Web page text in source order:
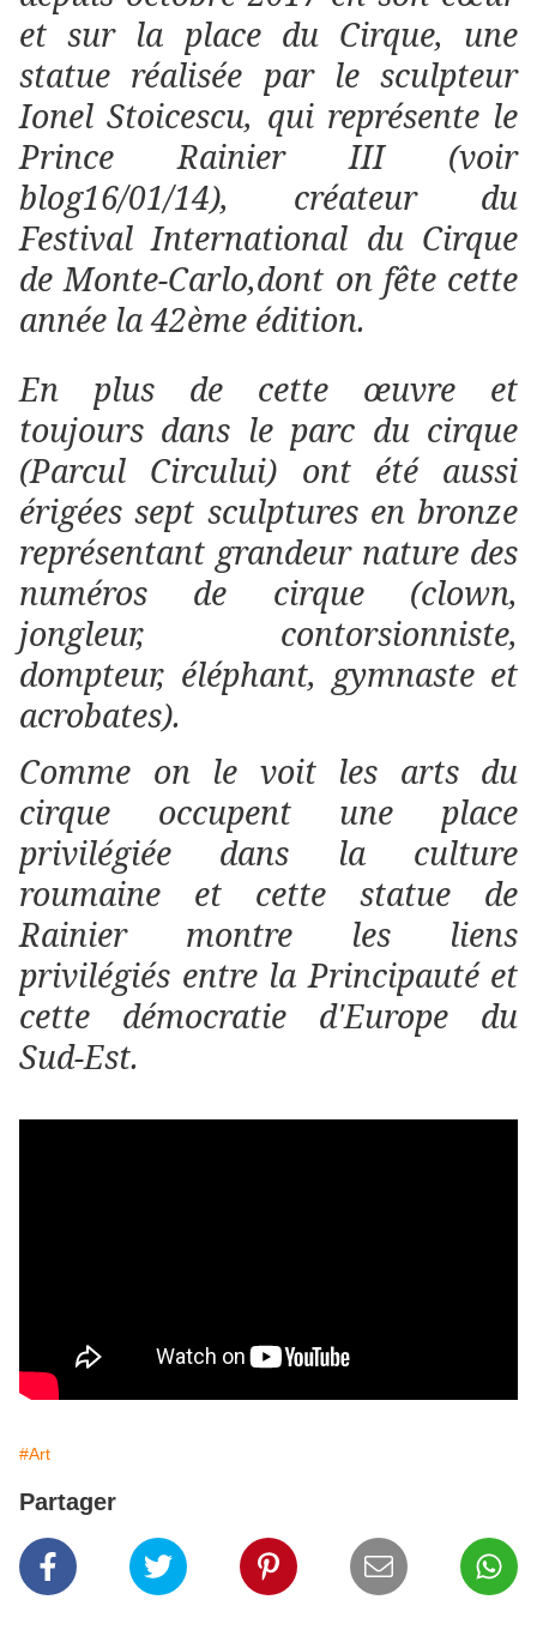
et sur la place du Cirque, une
statue réalisée par le sculpteur
Ionel Stoicescu, qui représente le
Prince Rainier III (voir
blog16/01/14), créateur du
Festival International du Cirque
de Monte-Carlo,dont on fête cette
année la 42ème édition.
En plus de cette œuvre et
toujours dans le parc du cirque
(Parcul Circului) ont été aussi
érigées sept sculptures en bronze
représentant grandeur nature des
numéros de cirque (clown,
jongleur, contorsionniste,
dompteur, éléphant, gymnaste et
acrobates).
Comme on le voit les arts du
cirque occupent une place
privilégiée dans la culture
roumaine et cette statue de
Rainier montre les liens
privilégiés entre la Principauté et
cette démocratie d'Europe du
Sud-Est.
#Art
Partager